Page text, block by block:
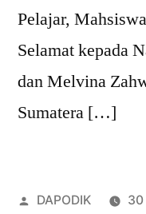
Pelajar,
Selamat kepada
dan Melvina
Sumatera […]
DAPODIK